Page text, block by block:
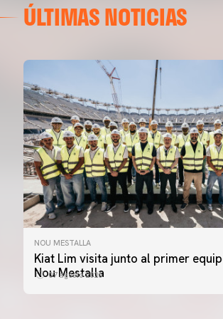
ÚLTIMAS NOTICIAS
NOU MESTALLA
Kiat Lim visita junto al primer
Nou Mestalla
07 agosto 2026
PRIMER EQUIPO
ENTRENAMIENTO DEL VALENCIA